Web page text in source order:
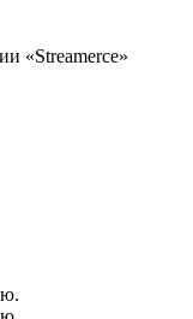
«Streamerce»